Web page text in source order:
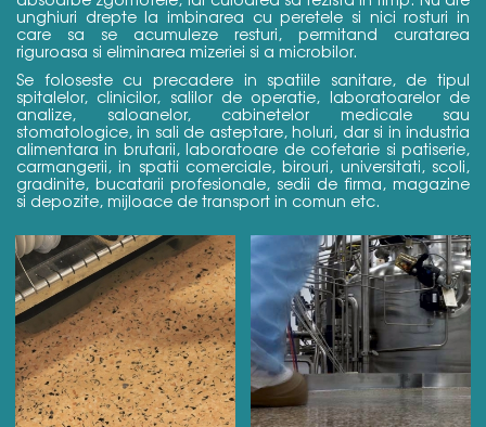
unghiuri drepte la imbinarea cu peretele si nici rosturi in
care sa se acumuleze resturi, permitand curatarea
riguroasa si eliminarea mizeriei si a microbilor.
Se foloseste cu precadere in spatiile sanitare, de tipul
spitalelor, clinicilor, salilor de operatie, laboratoarelor de
analize, saloanelor, cabinetelor medicale sau
stomatologice, in sali de asteptare, holuri, dar si in industria
alimentara in brutarii, laboratoare de cofetarie si patiserie,
carmangerii, in spatii comerciale, birouri, universitati, scoli,
gradinite, bucatarii profesionale, sedii de firma, magazine
si depozite, mijloace de transport in comun etc.